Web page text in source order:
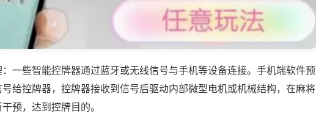
一些智能控牌器通过蓝牙或无线信号与手机等设备连接。手机端软件预
给控牌器，控牌器接收到信号后驱动内部微型电机或机械结构，在麻将
预，达到控牌目的。